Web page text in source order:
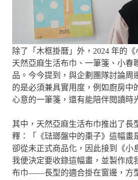
除了「木框掛曆」外，2024 年的
天然亞麻生活布巾、一筆箋、小春
品。今今提到，與企劃團隊討論周
的是必須兼具實用度，例如廚房中
心意的一筆箋，還有能陪伴閱讀時
其中，天然亞麻生活布巾推出了長
釋：「《琺瑯盤中的棗子》這幅畫
卻從未正式商品化，因此接到《小
我便決定要收錄這幅畫，並製作成
布巾——長型的適合掛在窗邊，方